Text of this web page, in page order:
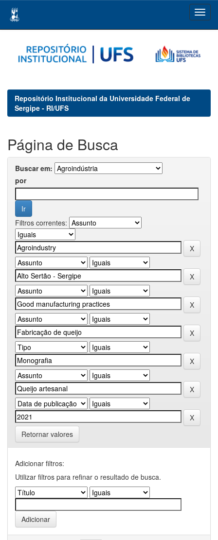
navigation
Repositório Institucional da Universidade Federal de
Sergipe - RI/UFS
Página de Busca
Buscar em:
por
Filtros correntes:
Retornar valores
Adicionar filtros:
Utilizar filtros para refinar o resultado de busca.